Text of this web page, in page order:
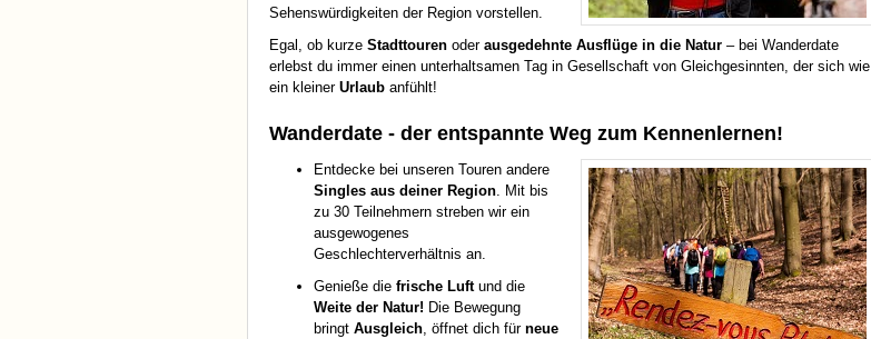
Sehenswürdigkeiten der Region vorstellen.
Egal, ob kurze Stadttouren oder ausgedehnte Ausflüge in die Natur – bei Wanderdate
erlebst du immer einen unterhaltsamen Tag in Gesellschaft von Gleichgesinnten, der sich wie
ein kleiner Urlaub anfühlt!
Wanderdate - der entspannte Weg zum Kennenlernen!
Entdecke bei unseren Touren andere
Singles aus deiner Region. Mit bis
zu 30 Teilnehmern streben wir ein
ausgewogenes
Geschlechterverhältnis an.
Genieße die frische Luftund die
Weite der Natur! Die Bewegung
bringt Ausgleich, öffnet dich für neue